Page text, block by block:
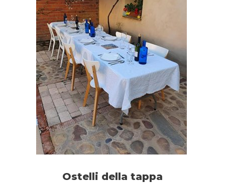
Ostelli della tappa